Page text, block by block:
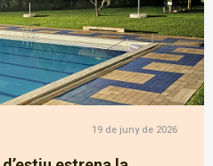
19 de juny de 2026